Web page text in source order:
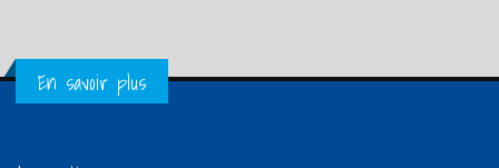
Get in Touch
En savoir plus